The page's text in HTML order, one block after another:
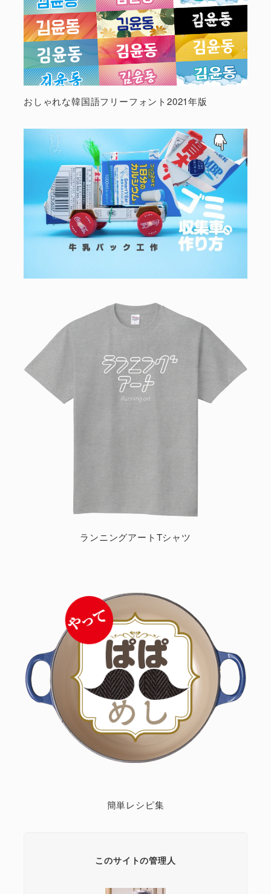
おしゃれな韓国語フリーフォント2021年版
ランニングアートTシャツ
簡単レシピ集
このサイトの管理人